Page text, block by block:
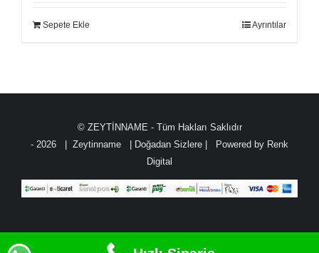
Sepete Ekle Ayrıntılar
© ZEYTİNNAME - Tüm Hakları Saklıdır
- 2026 | Zeytinname | Doğadan Sizlere | Powered by Renk
Digital